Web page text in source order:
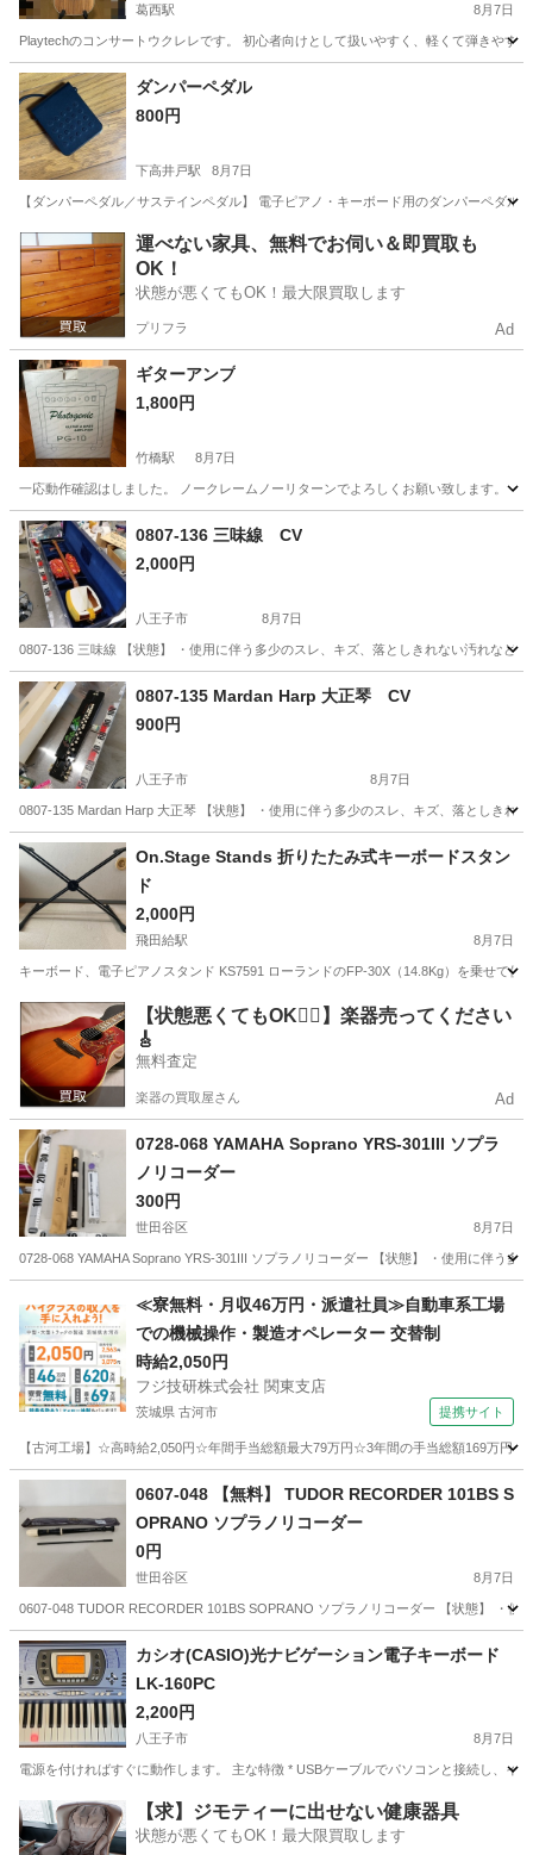
葛西駅 8月7日
Playtechのコンサートウクレレです。 初心者向けとして扱いやすく、軽くて弾きやす
東京 江戸川区 葛西駅 弦楽器、ギター
ダンパーペダル
800円
下高井戸駅 8月7日
【ダンパーペダル／サステインペダル】 電子ピアノ・キーボード用のダンパーペダ
東京 世田谷区 下高井戸駅 鍵盤楽器、ピアノ ペダル
運べない家具、無料でお伺い＆即買取も
OK！
状態が悪くてもOK！最大限買取します
プリフラ Ad
ギターアンプ
1,800円
竹橋駅 8月7日
一応動作確認はしました。 ノークレームノーリターンでよろしくお願い致します。
東京 千代田区 アンプ
0807-136 三味線 CV
2,000円
八王子市 8月7日
0807-136 三味線 【状態】 ・使用に伴う多少のスレ、キズ、落としきれない汚れな
東京 八王子市 0807-135 Mardan Harp 大正琴 CV
900円
八王子市 8月7日
0807-135 Mardan Harp 大正琴 【状態】 ・使用に伴う多少のスレ、キズ、落としき
東京 八王子市 現地
On.Stage Stands 折りたたみ式キーボードスタン
ド
2,000円
飛田給駅 8月7日
キーボード、電子ピアノスタンド KS7591 ローランドのFP-30X（14.8Kg）を乗せて
東京 調布市 飛田給駅 アクセサリー
【状態悪くてもOK🙆‍♀️】楽器売ってください
🎸
無料査定
楽器の買取屋さん Ad
0728-068 YAMAHA Soprano YRS-301III ソプラ
ノリコーダー
300円
世田谷区 8月7日
0728-068 YAMAHA Soprano YRS-301III ソプラノリコーダー 【状態】 ・使用に伴う
管楽器、笛、ハーモニカ YRS
≪寮無料・月収46万円・派遣社員≫自動車系工場
での機械操作・製造オペレーター 交替制
時給2,050円
フジ技研株式会社 関東支店
茨城県 古河市 提携サイト
【古河工場】☆高時給2,050円☆年間手当総額最大79万円☆3年間の手当総額169万円
茨城 古河市
0607-048 【無料】 TUDOR RECORDER 101BS S
OPRANO ソプラノリコーダー
0円
世田谷区 8月7日
0607-048 TUDOR RECORDER 101BS SOPRANO ソプラノリコーダー 【状態】 ・
東京 世田谷区 管楽器、笛、ハーモニカ
カシオ(CASIO)光ナビゲーション電子キーボード
LK-160PC
2,200円
八王子市 8月7日
電源を付ければすぐに動作します。 主な特徴 * USBケーブルでパソコンと接続し、
東京 八王子市 鍵盤楽器、ピアノ
【求】ジモティーに出せない健康器具
状態が悪くてもOK！最大限買取します